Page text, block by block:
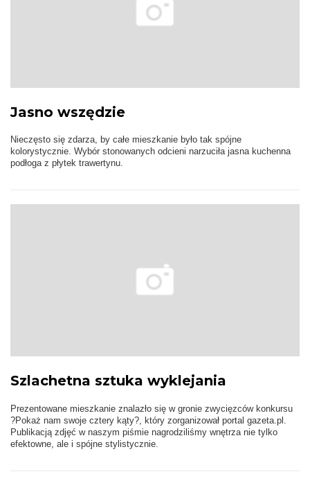
Jasno wszędzie
Nieczęsto się zdarza, by całe mieszkanie było tak spójne
kolorystycznie. Wybór stonowanych odcieni narzuciła jasna kuchenna
podłoga z płytek trawertynu.
Szlachetna sztuka wyklejania
Prezentowane mieszkanie znalazło się w gronie zwycięzców konkursu
?Pokaż nam swoje cztery kąty?, który zorganizował portal gazeta.pl.
Publikacją zdjęć w naszym piśmie nagrodziliśmy wnętrza nie tylko
efektowne, ale i spójne stylistycznie.